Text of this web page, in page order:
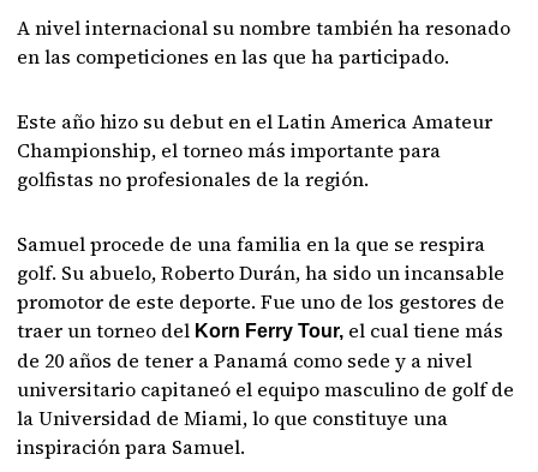
A nivel internacional su nombre también ha resonado
en las competiciones en las que ha participado.
Este año hizo su debut en el Latin America Amateur
Championship, el torneo más importante para
golfistas no profesionales de la región.
Samuel procede de una familia en la que se respira
golf. Su abuelo, Roberto Durán, ha sido un incansable
promotor de este deporte. Fue uno de los gestores de
traer un torneo del Korn Ferry Tour, el cual tiene más
de 20 años de tener a Panamá como sede y a nivel
universitario capitaneó el equipo masculino de golf de
la Universidad de Miami, lo que constituye una
inspiración para Samuel.